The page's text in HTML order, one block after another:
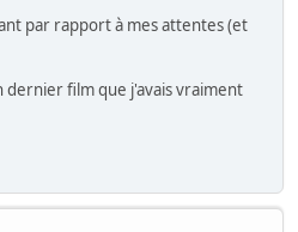
par rapport à mes attentes (et
dernier film que j'avais vraiment